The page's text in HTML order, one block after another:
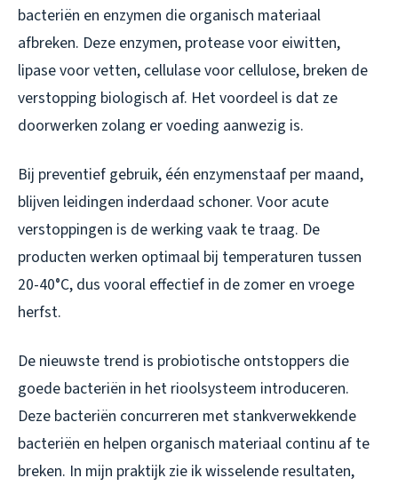
bacteriën en enzymen die organisch materiaal
afbreken. Deze enzymen, protease voor eiwitten,
lipase voor vetten, cellulase voor cellulose, breken de
verstopping biologisch af. Het voordeel is dat ze
doorwerken zolang er voeding aanwezig is.
Bij preventief gebruik, één enzymenstaaf per maand,
blijven leidingen inderdaad schoner. Voor acute
verstoppingen is de werking vaak te traag. De
producten werken optimaal bij temperaturen tussen
20-40°C, dus vooral effectief in de zomer en vroege
herfst.
De nieuwste trend is probiotische ontstoppers die
goede bacteriën in het rioolsysteem introduceren.
Deze bacteriën concurreren met stankverwekkende
bacteriën en helpen organisch materiaal continu af te
breken. In mijn praktijk zie ik wisselende resultaten,